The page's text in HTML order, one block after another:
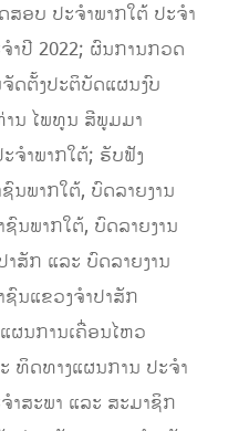
ສອບ ປະຈໍາພາກໃຕ້ ປະຈໍາ
າປີ 2022; ຜົນການກວດ
ດຕັ້ງປະຕິບັດແຜນງົບ
ານ ໄພທູນ ສີພູມມາ
ຈໍາພາກໃຕ້; ຮັບຟັງ
ນພາກໃຕ້,​ ບົດລາຍງານ
ນພາກໃຕ້,​ ບົດລາຍງານ
ສັກ​ ແລະ ບົດລາຍງານ
ຊົນແຂວງຈໍາປາສັກ
ຜນການເຄື່ອນໄຫວ
ທິດທາງແຜນການ ປະຈໍາ
າສະພາ ແລະ​ ສະມາຊິກ